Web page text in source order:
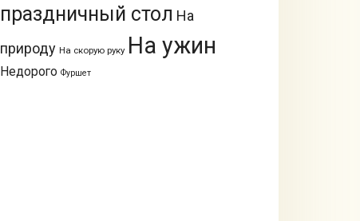
праздничный стол На
природу На скорую руку На ужин
Недорого Фуршет